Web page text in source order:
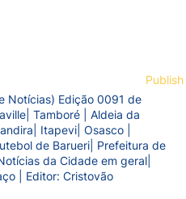
Notícias) Edição 0091 de
Tamboré | Aldeia da
Itapevi| Osasco |
de Barueri| Prefeitura de
da Cidade em geral|
| Editor: Cristovão